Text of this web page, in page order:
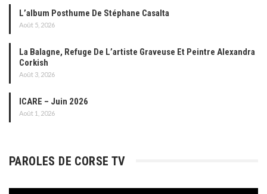
L’album Posthume De Stéphane Casalta
Août 5, 2026
La Balagne, Refuge De L’artiste Graveuse Et Peintre Alexandra
Corkish
Août 3, 2026
ICARE – Juin 2026
Août 1, 2026
PAROLES DE CORSE TV